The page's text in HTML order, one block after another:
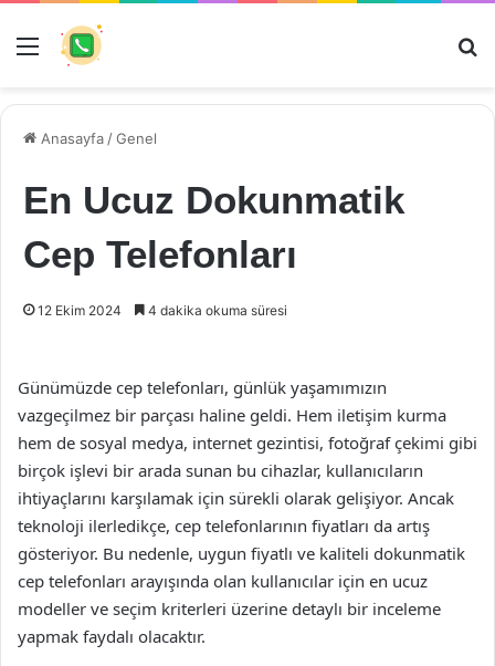
Menü
Anasayfa /Genel
En Ucuz Dokunmatik
Cep Telefonları
12 Ekim 2024 4 dakika okuma süresi
Günümüzde cep telefonları, günlük yaşamımızın
vazgeçilmez bir parçası haline geldi. Hem iletişim kurma
hem de sosyal medya, internet gezintisi, fotoğraf çekimi gibi
birçok işlevi bir arada sunan bu cihazlar, kullanıcıların
ihtiyaçlarını karşılamak için sürekli olarak gelişiyor. Ancak
teknoloji ilerledikçe, cep telefonlarının fiyatları da artış
gösteriyor. Bu nedenle, uygun fiyatlı ve kaliteli dokunmatik
cep telefonları arayışında olan kullanıcılar için en ucuz
modeller ve seçim kriterleri üzerine detaylı bir inceleme
yapmak faydalı olacaktır.